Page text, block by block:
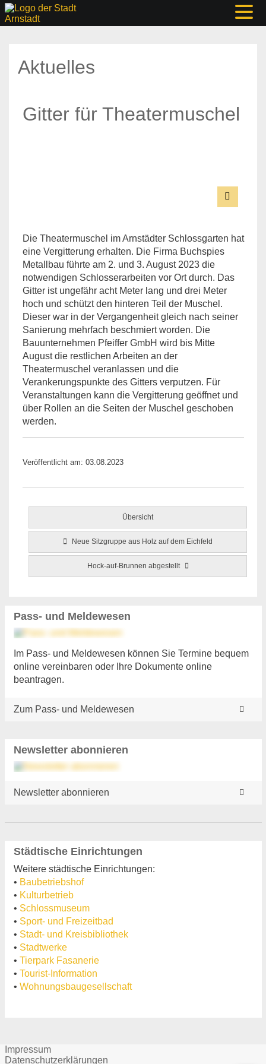
Aktuelles
Gitter für Theatermuschel
Die Theatermuschel im Arnstädter Schlossgarten hat
eine Vergitterung erhalten. Die Firma Buchspies
Metallbau führte am 2. und 3. August 2023 die
notwendigen Schlosserarbeiten vor Ort durch. Das
Gitter ist ungefähr acht Meter lang und drei Meter
hoch und schützt den hinteren Teil der Muschel.
Dieser war in der Vergangenheit gleich nach seiner
Sanierung mehrfach beschmiert worden. Die
Bauunternehmen Pfeiffer GmbH wird bis Mitte
August die restlichen Arbeiten an der
Theatermuschel veranlassen und die
Verankerungspunkte des Gitters verputzen. Für
Veranstaltungen kann die Vergitterung geöffnet und
über Rollen an die Seiten der Muschel geschoben
werden.
Veröffentlicht am: 03.08.2023
Übersicht
Neue Sitzgruppe aus Holz auf dem Eichfeld
Hock-auf-Brunnen abgestellt
Pass- und Meldewesen
Im Pass- und Meldewesen können Sie Termine bequem
online vereinbaren oder Ihre Dokumente online
beantragen.
Zum Pass- und Meldewesen
Newsletter abonnieren
Newsletter abonnieren
Städtische Einrichtungen
Weitere städtische Einrichtungen:
• Baubetriebshof
• Kulturbetrieb
• Schlossmuseum
• Sport- und Freizeitbad
• Stadt- und Kreisbibliothek
• Stadtwerke
• Tierpark Fasanerie
• Tourist-Information
• Wohnungsbaugesellschaft
Impressum
Datenschutzerklärungen